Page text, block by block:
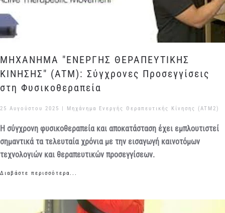
ΜΗΧΑΝΗΜΑ "ΕΝΕΡΓΗΣ ΘΕΡΑΠΕΥΤΙΚΗΣ
ΚΙΝΗΣΗΣ" (ATM): Σύγχρονες Προσεγγίσεις
στη Φυσικοθεραπεία
25 Αυγούστου 2025 | Μηχάνημα Ενεργής Θεραπευτικής Κίνησης (ATM2)
Η σύγχρονη φυσικοθεραπεία και αποκατάσταση έχει εμπλουτιστεί
σημαντικά τα τελευταία χρόνια με την εισαγωγή καινοτόμων
τεχνολογιών και θεραπευτικών προσεγγίσεων.
Διαβάστε περισσότερα...